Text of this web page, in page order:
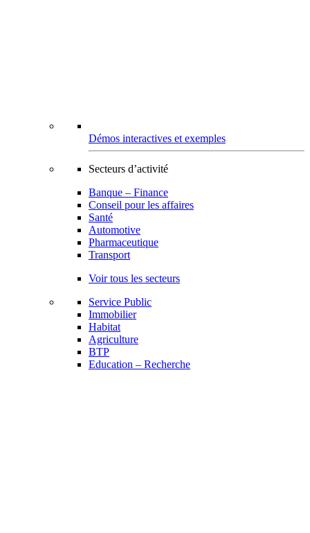
Démos interactives et exemples
Secteurs d’activité
Banque – Finance
Conseil pour les affaires
Santé
Automotive
Pharmaceutique
Transport
Voir tous les secteurs
Service Public
Immobilier
Habitat
Agriculture
BTP
Education – Recherche